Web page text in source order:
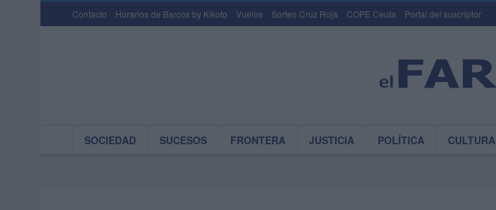
Contacto Horarios de Barcos by Kikoto Vuelos Sorteo Cruz Roja COPE Ceuta Portal del suscriptor
SOCIEDAD SUCESOS FRONTERA JUSTICIA POLÍTICA CULTURA